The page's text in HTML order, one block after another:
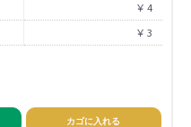
￥4
￥3
カゴに入れる